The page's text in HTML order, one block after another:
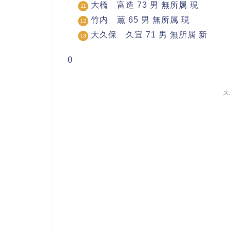
大橋 富造 73 男 無所属 現
竹内 薫 65 男 無所属 現
大久保 久宜 71 男 無所属 新
0